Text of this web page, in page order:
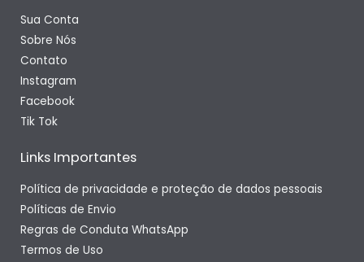
Sua Conta
Sobre Nós
Contato
Instagram
Facebook
Tik Tok
Links Importantes
Política de privacidade e proteção de dados pessoais
Políticas de Envio
Regras de Conduta WhatsApp
Termos de Uso